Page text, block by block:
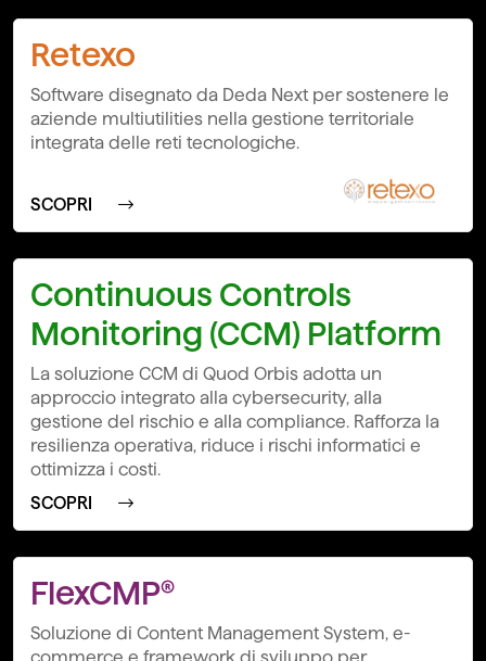
Retexo
Software disegnato da Deda Next per sostenere le
aziende multiutilities nella gestione territoriale
integrata delle reti tecnologiche.
SCOPRI
Continuous Controls
Monitoring (CCM) Platform
La soluzione CCM di Quod Orbis adotta un
approccio integrato alla cybersecurity, alla
gestione del rischio e alla compliance. Rafforza la
resilienza operativa, riduce i rischi informatici e
ottimizza i costi.
SCOPRI
FlexCMP®
Soluzione di Content Management System, e-
commerce e framework di sviluppo per